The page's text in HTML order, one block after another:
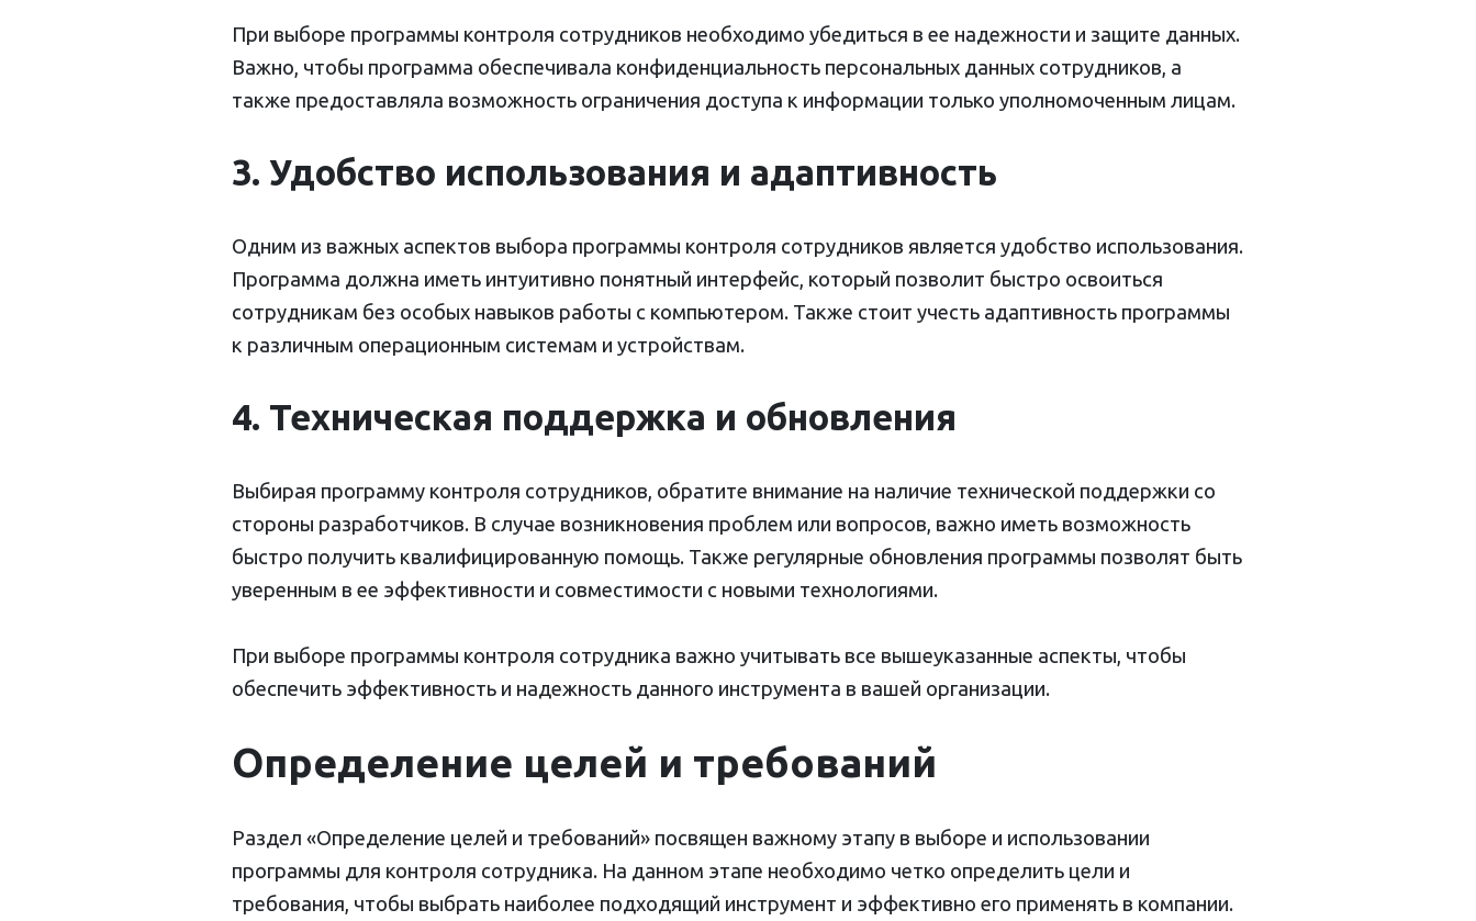
При выборе программы контроля сотрудников необходимо убедиться в ее надежности и защите данных.
Важно, чтобы программа обеспечивала конфиденциальность персональных данных сотрудников, а
также предоставляла возможность ограничения доступа к информации только уполномоченным лицам.
3. Удобство использования и адаптивность
Одним из важных аспектов выбора программы контроля сотрудников является удобство использования.
Программа должна иметь интуитивно понятный интерфейс, который позволит быстро освоиться
сотрудникам без особых навыков работы с компьютером. Также стоит учесть адаптивность программы
к различным операционным системам и устройствам.
4. Техническая поддержка и обновления
Выбирая программу контроля сотрудников, обратите внимание на наличие технической поддержки со
стороны разработчиков. В случае возникновения проблем или вопросов, важно иметь возможность
быстро получить квалифицированную помощь. Также регулярные обновления программы позволят быть
уверенным в ее эффективности и совместимости с новыми технологиями.
При выборе программы контроля сотрудника важно учитывать все вышеуказанные аспекты, чтобы
обеспечить эффективность и надежность данного инструмента в вашей организации.
Определение целей и требований
Раздел «Определение целей и требований» посвящен важному этапу в выборе и использовании
программы для контроля сотрудника. На данном этапе необходимо четко определить цели и
требования, чтобы выбрать наиболее подходящий инструмент и эффективно его применять в компании.